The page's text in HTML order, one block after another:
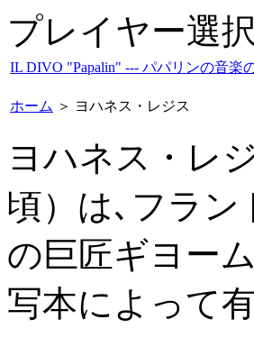
プレイヤー選択
IL DIVO "Papalin" --- パパリンの音楽
ホーム ＞ ヨハネス・レジス
ヨハネス・レ
頃）は､フラン
の巨匠ギヨー
写本によって